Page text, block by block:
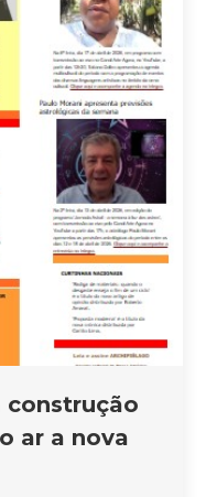
construção
ar a nova